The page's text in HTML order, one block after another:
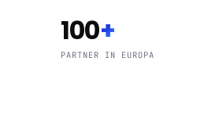
100+
PARTNER IN EUROPA